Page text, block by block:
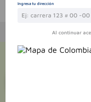
Te puede interesar
Ingresa tu dirección
Al continuar